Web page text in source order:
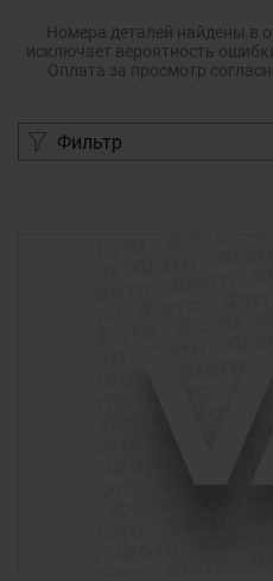
Номера деталей найдены в
исключает вероятность
Оплата за просмотр
Фильтр